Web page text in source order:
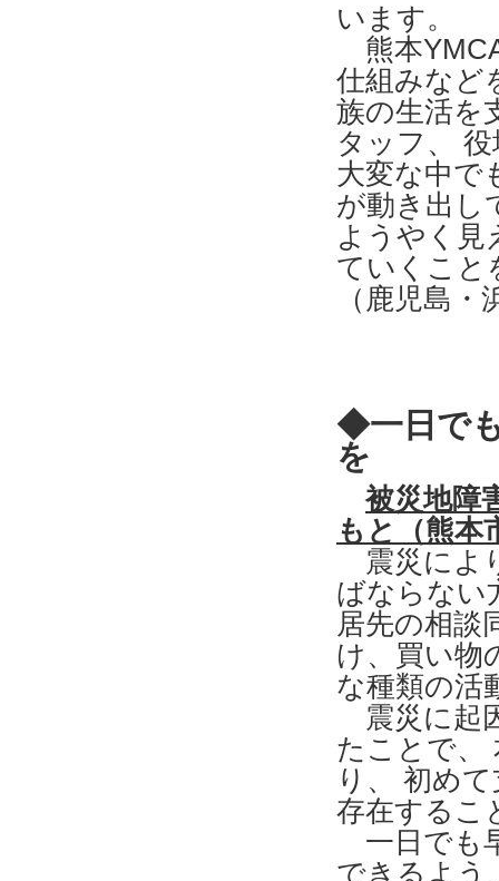
います。
熊本
仕組みなど
族の生活を
タッフ、
大変な中で
が動き出し
ようやく見
ていくこと
（鹿児島
◆一日で
を
被災地障
もと（熊本
震災によ
ばならない
居先の相談
け、買い物
な種類の活
震災に起
たことで、
り、 初め
存在するこ
一日でも
できるよう